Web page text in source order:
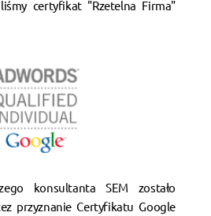
certyfikat "Rzetelna Firma"
konsultanta SEM zostało
przyznanie Certyfikatu Google